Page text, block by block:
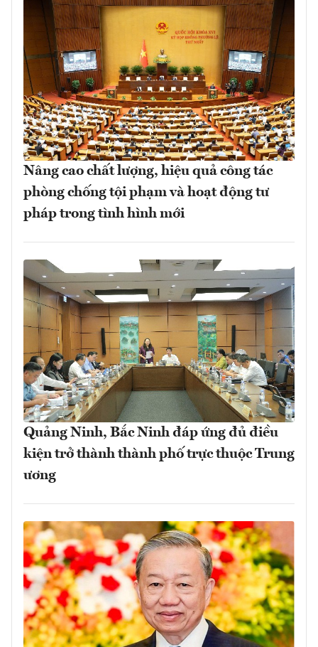
Nâng cao chất lượng, hiệu quả công tác
phòng chống tội phạm và hoạt động tư
pháp trong tình hình mới
Quảng Ninh, Bắc Ninh đáp ứng đủ điều
kiện trở thành thành phố trực thuộc Trung
ương